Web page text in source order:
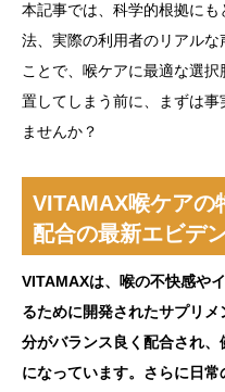
本記事では、科学的根拠に
法、実際の利用者のリアル
ことで、喉ケアに最適な選
置してしまう前に、まずは
ませんか？
VITAMAX喉ケアの
配合の最新エビデ
VITAMAXは、喉の不快感や
るために開発されたサプリ
分がバランス良く配合され
になっています。さらに日